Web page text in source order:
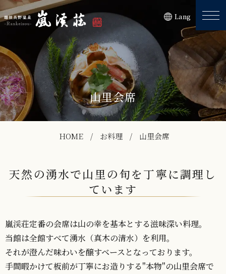
Lang
山里会席
HOME お料理 山里会席
天然の湧水で山里の旬を丁寧に調理し
ています
嵐渓荘定番の会席は山の幸を基本とする滋味深い料理。
当館は全館すべて湧水（真木の清水）を利用。
それが澄んだ味わいを醸すベースとなっております。
手間暇かけて板前が丁寧にお造りする"本物"の山里会席で